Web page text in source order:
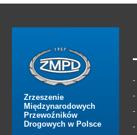
Zrzeszenie
Międzynarodowych
Przewoźników
Drogowych w Polsce
-
-
-
-